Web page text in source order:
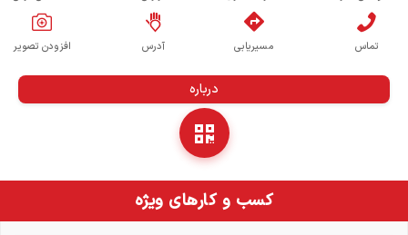
تماس مسیریابی آدرس افزودن تصویر
درباره
کسب و کارهای ویژه